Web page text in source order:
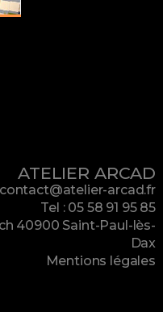
ATELIER ARCAD
contact@atelier-arcad.fr
Tel : 05 58 91 95 85
40900 Saint-Paul-lès-
Dax
Mentions légales